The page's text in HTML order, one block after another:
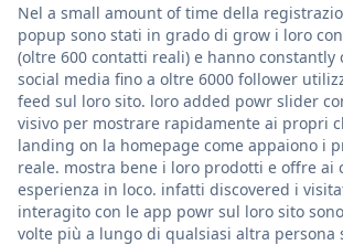
Nel a small amount of time della
popup sono stati in grado di grow i loro
(oltre 600 contatti reali) e hanno constantly
social media fino a oltre 6000 follower
feed sul loro sito. loro added powr slider
visivo per mostrare rapidamente ai propri
landing on la homepage come appaiono i
reale. mostra bene i loro prodotti e offre ai
esperienza in loco. infatti discovered i
interagito con le app powr sul loro sito
volte più a lungo di qualsiasi altra persona